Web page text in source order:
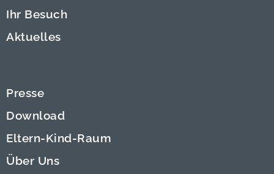
Ihr Besuch
Aktuelles
Presse
Download
Eltern-Kind-Raum
Über Uns